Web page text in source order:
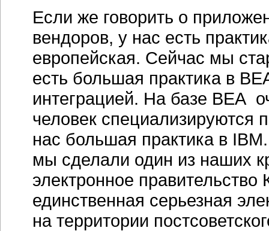
Если же говорить о
вендоров, у нас есть
европейская. Сейчас мы
есть большая практика в
интеграцией. На базе BЕА
человек специализируются
нас большая практика в
мы сделали один из наших
электронное
единственная серьезная
на территории